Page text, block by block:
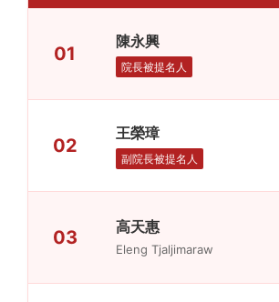
01
陳永興
院長被提名人
02
王榮璋
副院長被提名人
03 高天惠
Eleng Tjaljimaraw